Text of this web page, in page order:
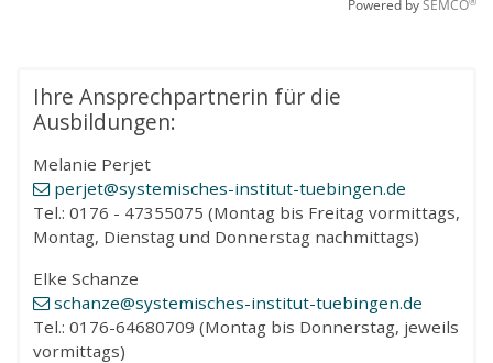
Ihre Ansprechpartnerin für die
Ausbildungen:
Melanie Perjet
perjet@systemisches-institut-tuebingen.de
Tel.: 0176 - 47355075 (Montag bis Freitag vormittags,
Montag, Dienstag und Donnerstag nachmittags)
Elke Schanze
schanze@systemisches-institut-tuebingen.de
Tel.: 0176-64680709 (Montag bis Donnerstag, jeweils
vormittags)